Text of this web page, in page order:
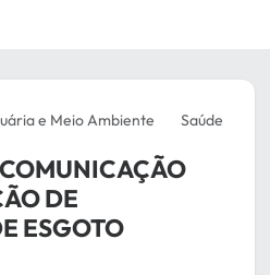
e Meio Ambiente Saúde
DE
ESGOTO